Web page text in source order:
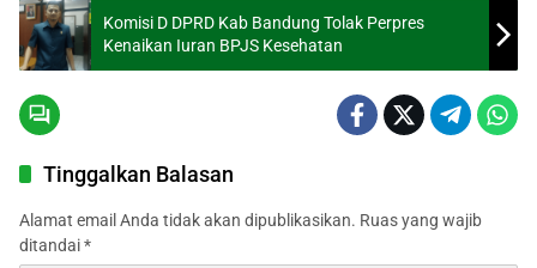
Komisi D DPRD Kab Bandung Tolak Perpres
Kenaikan Iuran BPJS Kesehatan
Tinggalkan Balasan
Alamat email Anda tidak akan dipublikasikan. Ruas yang wajib
ditandai*